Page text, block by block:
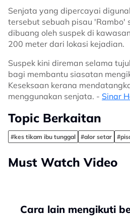
Senjata yang dipercayai
tersebut sebuah pisau 'Rambo'
dibuang oleh suspek di
200 meter dari lokasi kejadian.
Suspek kini direman selama
bagi membantu siasatan
Keseksaan kerana
menggunakan senjata. - Sinar
Topic Berkaitan
#kes tikam ibu tunggal #alor setar
Must Watch Video
Cara lain mengikuti